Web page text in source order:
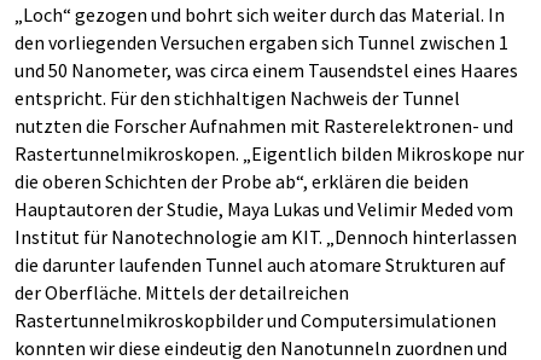
„Loch“ gezogen und bohrt sich weiter durch das Material. In
den vorliegenden Versuchen ergaben sich Tunnel zwischen 1
und 50 Nanometer, was circa einem Tausendstel eines Haares
entspricht. Für den stichhaltigen Nachweis der Tunnel
nutzten die Forscher Aufnahmen mit Rasterelektronen- und
Rastertunnelmikroskopen. „Eigentlich bilden Mikroskope nur
die oberen Schichten der Probe ab“, erklären die beiden
Hauptautoren der Studie, Maya Lukas und Velimir Meded vom
Institut für Nanotechnologie am KIT. „Dennoch hinterlassen
die darunter laufenden Tunnel auch atomare Strukturen auf
der Oberfläche. Mittels der detailreichen
Rastertunnelmikroskopbilder und Computersimulationen
konnten wir diese eindeutig den Nanotunneln zuordnen und